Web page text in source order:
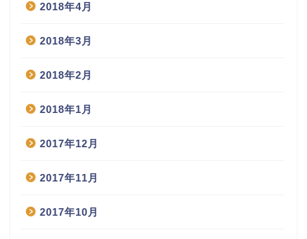
2018年4月
2018年3月
2018年2月
2018年1月
2017年12月
2017年11月
2017年10月